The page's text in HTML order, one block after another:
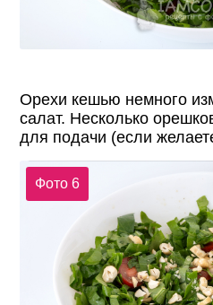
Орехи кешью немного
салат. Несколько
для подачи (если
Фото 6